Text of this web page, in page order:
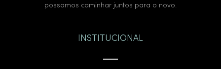
possamos caminhar juntos para o novo.
INSTITUCIONAL